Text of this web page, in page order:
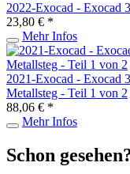
2022-Exocad - Exocad
23,80 € *
Mehr Infos
2021-Exocad - Exocad
Metallsteg - Teil 1 von 2
88,06 € *
Mehr Infos
Schon